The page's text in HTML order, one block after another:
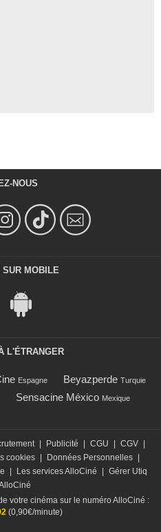
NOUS
MOBILE
L'ÉTRANGER
Espagne Beyazperde Turquie
Sensacine México Mexique
| Publicité | CGU | CGV |
cookies | Données Personnelles |
| Les services AlloCiné | Gérer Utiq
votre cinéma sur le numéro AlloCiné :
(0,90€/minute)